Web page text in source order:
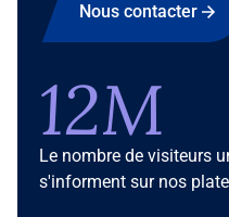
Nous contacter
12M
Le nombre de visiteurs
s'informent sur nos